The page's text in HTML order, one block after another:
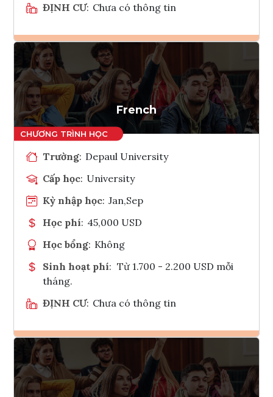
ĐỊNH CƯ: Chưa có thông tin
Ghi danh
Tham vấn Interlink
French
Trường: Depaul University
Cấp học: University
Kỳ nhập học: Jan,Sep
Học phí: 45,000 USD
Học bổng: Không
Sinh hoạt phí: Từ 1.700 - 2.200 USD mỗi
tháng.
ĐỊNH CƯ: Chưa có thông tin
Ghi danh
Tham vấn Interlink